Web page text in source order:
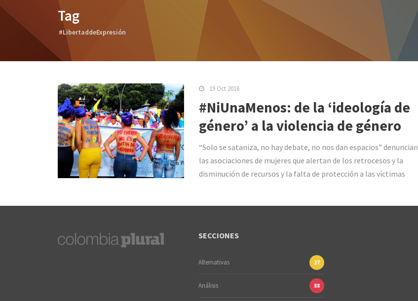
Tag
#LibertaddeExpresión
19 Oct 2016
#NiUnaMenos: de la ‘ideología de
género’ a la violencia de género
“Solo se sataniza, no hay debate, no nos dan espacios” denuncian
las asociaciones de mujeres que alertan de los retrocesos y la
disminución de recursos y la falta de protección a las víctimas
SECCIONES
Alternativas 27
Análisis 88